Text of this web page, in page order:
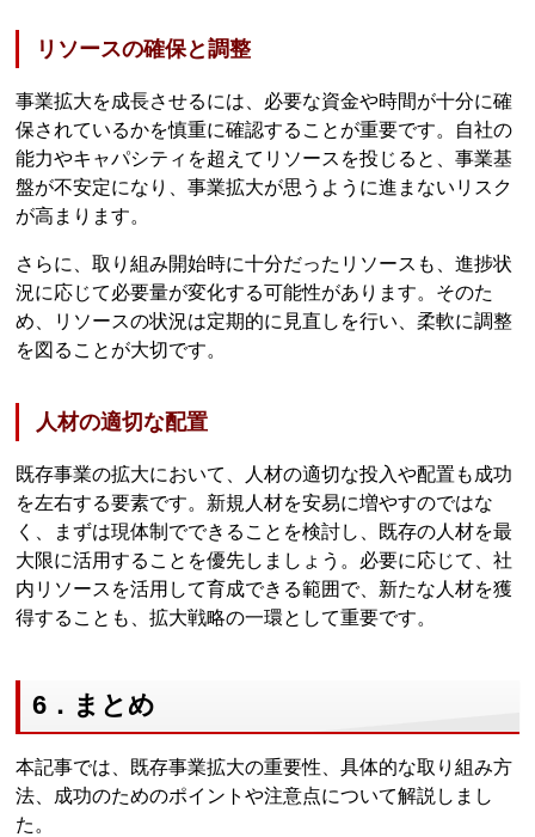
リソースの確保と調整
事業拡大を成長させるには、必要な資金や時間が十分に確
保されているかを慎重に確認することが重要です。自社の
能力やキャパシティを超えてリソースを投じると、事業基
盤が不安定になり、事業拡大が思うように進まないリスク
が高まります。
さらに、取り組み開始時に十分だったリソースも、進捗状
況に応じて必要量が変化する可能性があります。そのた
め、リソースの状況は定期的に見直しを行い、柔軟に調整
を図ることが大切です。
人材の適切な配置
既存事業の拡大において、人材の適切な投入や配置も成功
を左右する要素です。新規人材を安易に増やすのではな
く、まずは現体制でできることを検討し、既存の人材を最
大限に活用することを優先しましょう。必要に応じて、社
内リソースを活用して育成できる範囲で、新たな人材を獲
得することも、拡大戦略の一環として重要です。
6．まとめ
本記事では、既存事業拡大の重要性、具体的な取り組み方
法、成功のためのポイントや注意点について解説しまし
た。